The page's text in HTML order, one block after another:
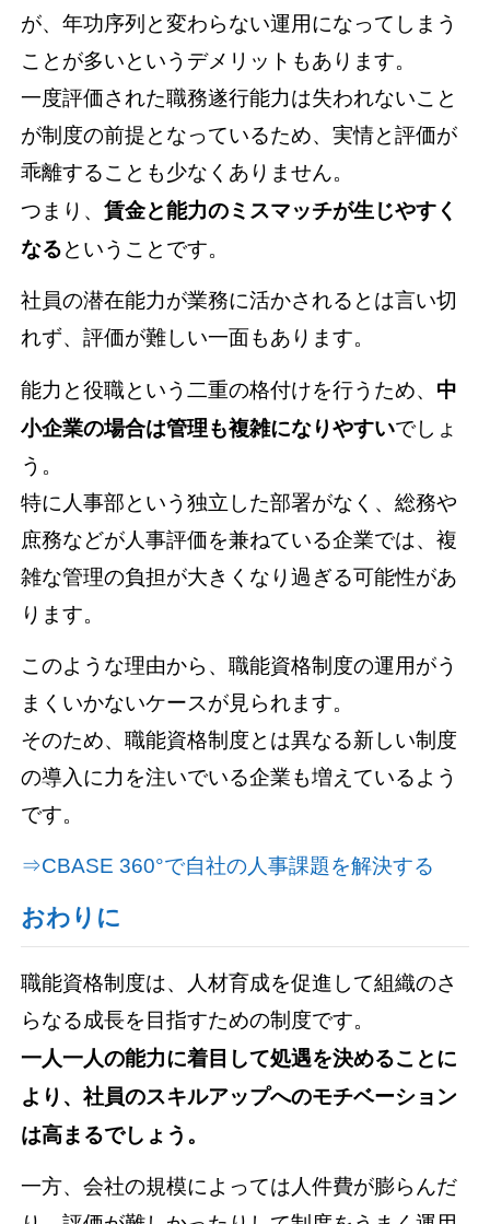
が、年功序列と変わらない運用になってしまう
ことが多いというデメリットもあります。
一度評価された職務遂行能力は失われないこと
が制度の前提となっているため、実情と評価が
乖離することも少なくありません。
つまり、賃金と能力のミスマッチが生じやすく
なるということです。
社員の潜在能力が業務に活かされるとは言い切
れず、評価が難しい一面もあります。
能力と役職という二重の格付けを行うため、 中
小企業の場合は管理も複雑になりやすいでしょ
う。
特に人事部という独立した部署がなく、総務や
庶務などが人事評価を兼ねている企業では、複
雑な管理の負担が大きくなり過ぎる可能性があ
ります。
このような理由から、職能資格制度の運用がう
まくいかないケースが見られます。
そのため、職能資格制度とは異なる新しい制度
の導入に力を注いでいる企業も増えているよう
です。
⇒CBASE 360°で自社の人事課題を解決する
おわりに
職能資格制度は、人材育成を促進して組織のさ
らなる成長を目指すための制度です。
一人一人の能力に着目して処遇を決めることに
より、社員のスキルアップへのモチベーション
は高まるでしょう。
一方、会社の規模によっては人件費が膨らんだ